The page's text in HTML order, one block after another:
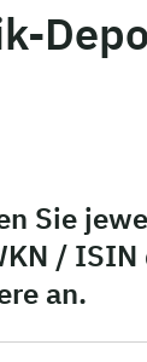
Sie
/ ISIN
an.